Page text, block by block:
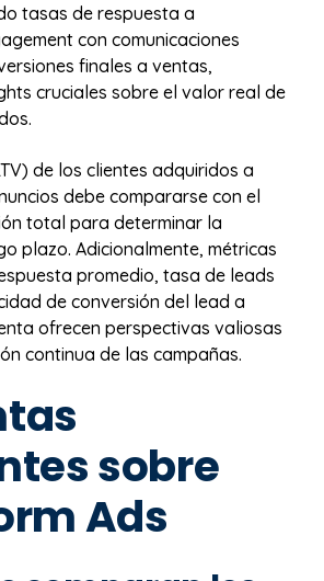
tasas de respuesta a
con comunicaciones
finales a ventas,
cruciales sobre el valor real de
de los clientes adquiridos a
debe compararse con el
total para determinar la
plazo. Adicionalmente, métricas
promedio, tasa de leads
de conversión del lead a
ofrecen perspectivas valiosas
continua de las campañas.
sobre
Ads